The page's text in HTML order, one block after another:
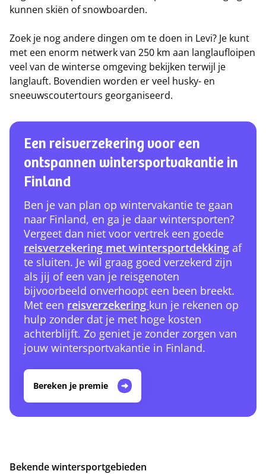
kunnen skiën of snowboarden.
Zoek je nog andere dingen om te doen in Levi? Je kunt
met een enorm netwerk van 250 km aan langlaufloipen
veel van de winterse omgeving bekijken terwijl je
langlauft. Bovendien worden er veel husky- en
sneeuwscoutertours georganiseerd.
Een reisverzekering voor een
ontspannen wintersportvakantie in
Finland
Ben je van plan op wintervakantie te gaan
naar Finland, en ga je daar wintersporten?
Vergeet dan niet voor vertrek een goede
reisverzekering met wintersportdekking af
te sluiten. Je wil graag goed verzekerd zijn
als jij of een van je reisgenoten
bijvoorbeeld onverhoopt een been breekt.
Met een reisverzekering kun je rekenen op
hulp zonder dat je met hoge kosten
achterblijft. Zo geniet je zonder zorgen van
jouw wintersportvakantie in Finland.
Bereken je premie
Bekende wintersportgebieden